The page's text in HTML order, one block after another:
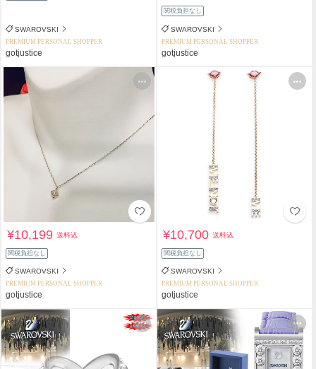
SWAROVSKI
PREMIUM PERSONAL SHOPPER
gotjustice
関税負担なし
SWAROVSKI
PREMIUM PERSONAL SHOPPER
gotjustice
¥10,199送料込
関税負担なし
SWAROVSKI
PREMIUM PERSONAL SHOPPER
gotjustice
¥10,700送料込
関税負担なし
SWAROVSKI
PREMIUM PERSONAL SHOPPER
gotjustice